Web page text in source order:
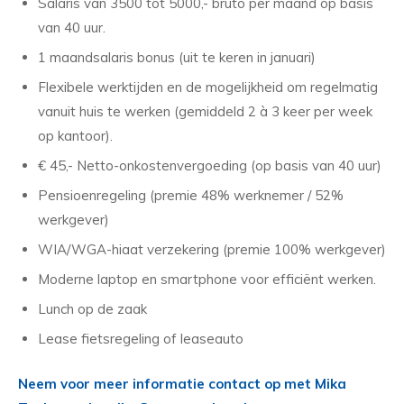
Salaris van 3500 tot 5000,- bruto per maand op basis
van 40 uur.
1 maandsalaris bonus (uit te keren in januari)
Flexibele werktijden en de mogelijkheid om regelmatig
vanuit huis te werken (gemiddeld 2 à 3 keer per week
op kantoor).
€ 45,- Netto-onkostenvergoeding (op basis van 40 uur)
Pensioenregeling (premie 48% werknemer / 52%
werkgever)
WIA/WGA-hiaat verzekering (premie 100% werkgever)
Moderne laptop en smartphone voor efficiënt werken.
Lunch op de zaak
Lease fietsregeling of leaseauto
Neem voor meer informatie contact op met Mika